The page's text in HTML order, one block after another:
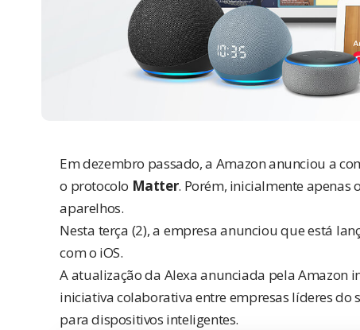
Em dezembro passado, a Amazonanunciou a
o protocolo Matter. Porém, inicialmente apenas
aparelhos.
Nesta terça (2), a empresa anunciou que está
com o iOS.
A atualização da Alexa anunciada pela Amazon
iniciativa colaborativa entre empresas líderes
para dispositivos inteligentes.